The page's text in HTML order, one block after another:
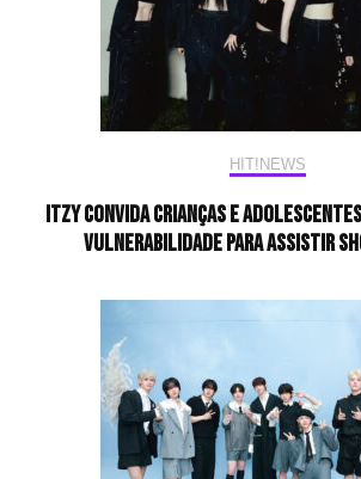
HIT!NEWS
ITZY convida crianças e
vulnerabilidade para assistir